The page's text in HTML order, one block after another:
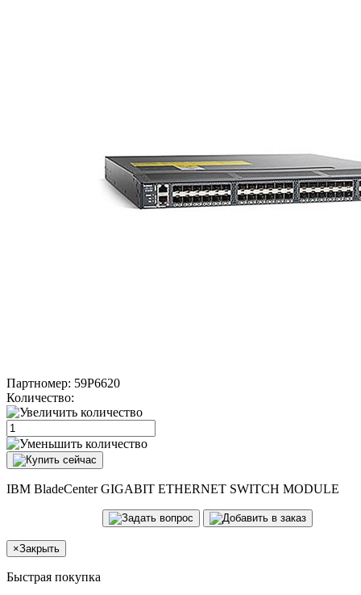
Партномер: 59P6620
Количество:
IBM BladeCenter GIGABIT ETHERNET SWITCH MODULE
×Закрыть
Быстрая покупка